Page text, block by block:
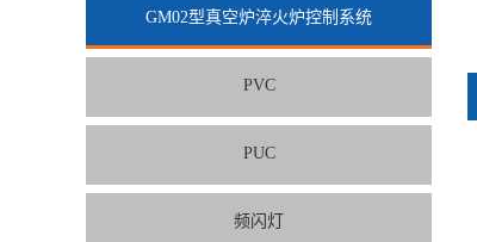
GM02型真空炉淬火炉控制系统
PVC
PUC
频闪灯